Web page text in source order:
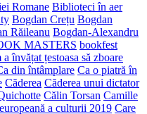
Romane Biblioteci în aer
Bogdan Crețu Bogdan
Răileanu Bogdan-Alexandru
MASTERS bookfest
învățat țestoasa să zboare
din întâmplare Ca o piatră în
Căderea Căderea unui dictator
Călin Torsan Camille
a culturii 2019 Care